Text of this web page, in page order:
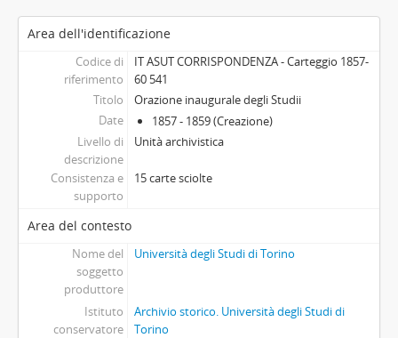
Area dell'identificazione
Codice di
riferimento
IT ASUT CORRISPONDENZA - Carteggio 1857-
60 541
Titolo
Orazione inaugurale degli Studii
Date
1857 - 1859 (Creazione)
Livello di
descrizione
Unità archivistica
Consistenza e
supporto
15 carte sciolte
Area del contesto
Nome del
soggetto
produttore
Università degli Studi di Torino
Istituto
conservatore
Archivio storico. Università degli Studi di
Torino